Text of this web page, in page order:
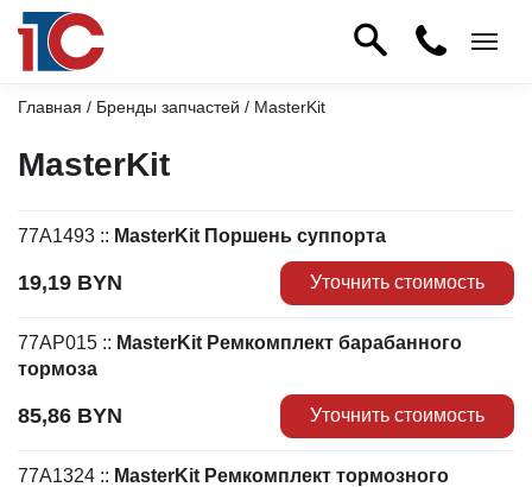
Главная / Бренды запчастей / MasterKit
MasterKit
77A1493 :: MasterKit Поршень суппорта
19,19 BYN Уточнить стоимость
77AP015 :: MasterKit Ремкомплект барабанного
тормоза
85,86 BYN Уточнить стоимость
77A1324 :: MasterKit Ремкомплект тормозного